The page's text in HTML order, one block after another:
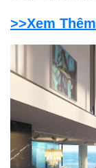
>>Xem Thêm